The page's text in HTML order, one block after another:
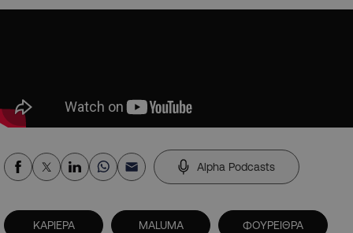
Alpha Podcasts
ΚΑΡΙΕΡΑ ΜΑLUMA ΦΟΥΡΕΙΘΡΑ